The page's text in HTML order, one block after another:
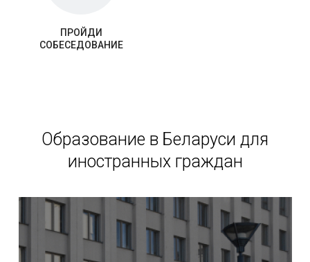
ПРОЙДИ
СОБЕСЕДОВАНИЕ
Образование в Беларуси для
иностранных граждан